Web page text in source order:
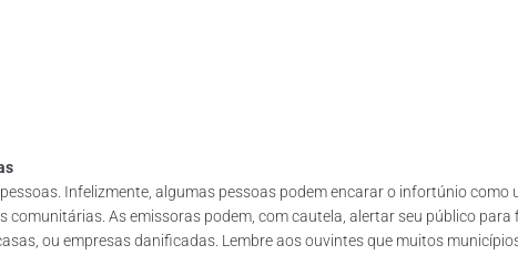
Infelizmente, algumas pessoas podem encarar o infortúnio
comunitárias. As emissoras podem, com cautela, alertar seu público
ou empresas danificadas. Lembre aos ouvintes que muitos